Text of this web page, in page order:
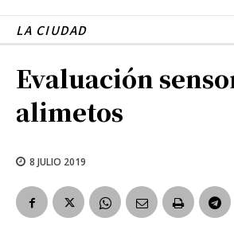
LA CIUDAD
Evaluación
alimetos
8 JULIO 2019